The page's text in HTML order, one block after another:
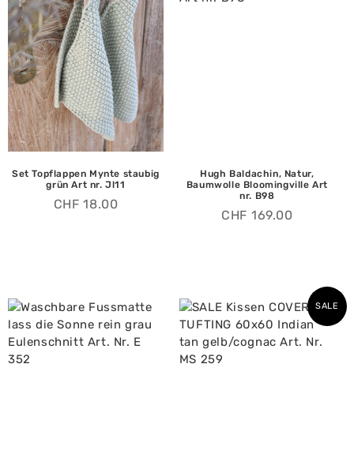
Set Topflappen Mynte staubig
grün Art nr. Jl11
CHF 18.00
Hugh Baldachin, Natur,
Baumwolle Bloomingville Art
nr. B98
CHF 169.00
SALE